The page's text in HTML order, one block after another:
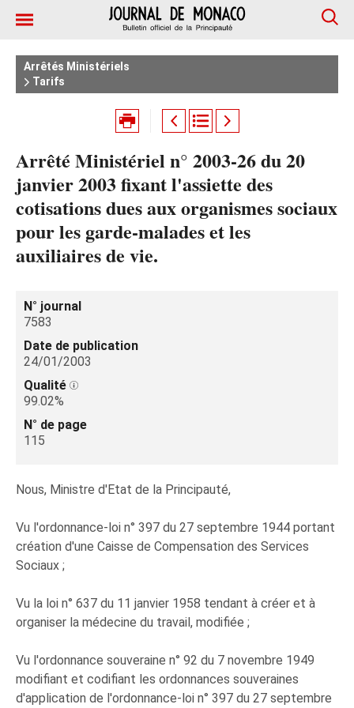
Arrêtés Ministériels
Tarifs
Arrêté Ministériel n° 2003-26 du 20
janvier 2003 fixant l'assiette des
cotisations dues aux organismes sociaux
pour les garde-malades et les
auxiliaires de vie.
N° journal
7583
Date de publication
24/01/2003
Qualité
99.02%
N° de page
115
Nous, Ministre d'Etat de la Principauté,
Vu l'ordonnance-loi n° 397 du 27 septembre 1944 portant
création d'une Caisse de Compensation des Services
Sociaux ;
Vu la loi n° 637 du 11 janvier 1958 tendant à créer et à
organiser la médecine du travail, modifiée ;
Vu l'ordonnance souveraine n° 92 du 7 novembre 1949
modifiant et codifiant les ordonnances souveraines
d'application de l'ordonnance-loi n° 397 du 27 septembre